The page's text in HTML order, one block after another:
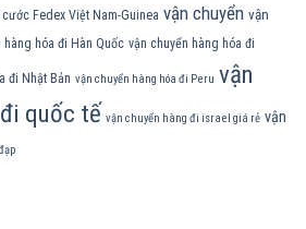
Fedex Việt Nam-Guinea vận chuyển vận
hàng hóa đi Hàn Quốc vận chuyển hàng hóa đi
đi Nhật Bản vận chuyển hàng hóa đi Peru vận
đi quốc tế vận chuyển hàng đi israel giá rẻ vận